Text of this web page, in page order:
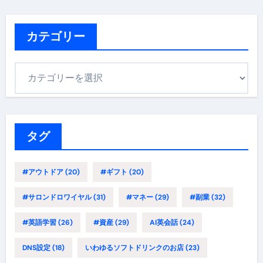
カテゴリー
タグ
#アウトドア(20) #ギフト (20)
#サロンドロワイヤル(31) #マネー(29) #副業(32)
#英語学習(26) #資産(29) AI英会話(24)
DNS設定(18) いわゆるソフトドリンクのお店(23)